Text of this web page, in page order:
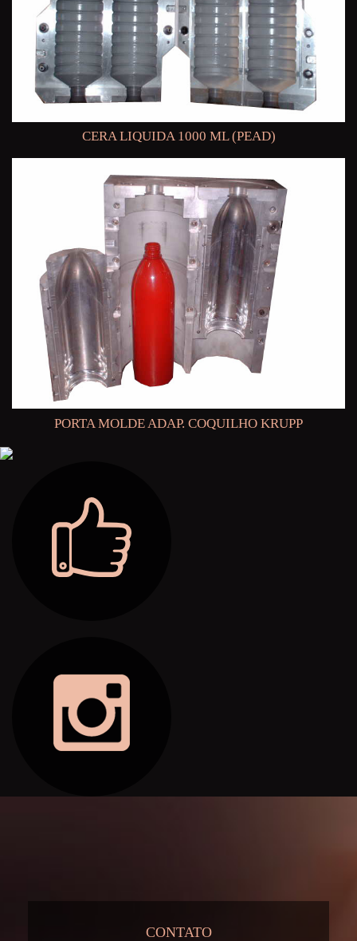
CERA LIQUIDA 1000 ML (PEAD)
PORTA MOLDE ADAP. COQUILHO KRUPP
CONTATO